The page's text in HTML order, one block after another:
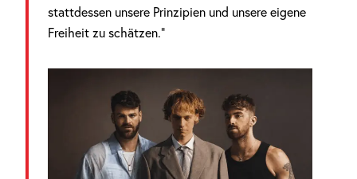
stattdessen unsere Prinzipien und unsere eigene
Freiheit zu schätzen.“